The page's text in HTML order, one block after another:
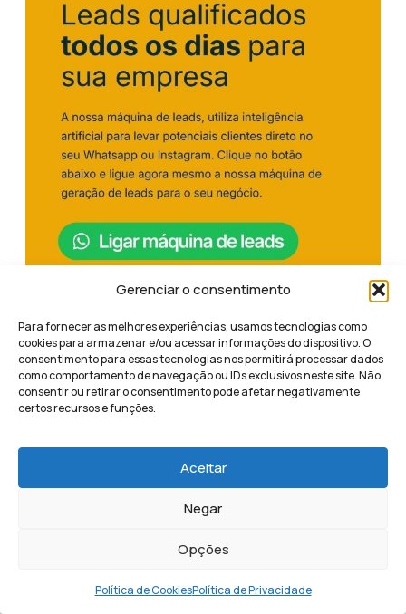
Gerenciar o consentimento
Para fornecer as melhores experiências, usamos tecnologias como
cookies para armazenar e/ou acessar informações do dispositivo. O
consentimento para essas tecnologias nos permitirá processar dados
como comportamento de navegação ou IDs exclusivos neste site. Não
consentir ou retirar o consentimento pode afetar negativamente
certos recursos e funções.
Aceitar
Negar
Opções
Política de CookiesPolítica de Privacidade
Compartilhe este conteúdo
Isabeli Azevedo